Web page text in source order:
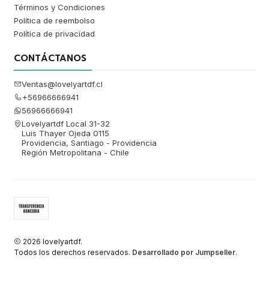
Términos y Condiciones
Política de reembolso
Política de privacidad
CONTÁCTANOS
Ventas@lovelyartdf.cl
+56966666941
56966666941
Lovelyartdf Local 31-32
Luis Thayer Ojeda 0115
Providencia, Santiago - Providencia
Región Metropolitana - Chile
2026 lovelyartdf.
Todos los derechos reservados. Desarrollado por Jumpseller.